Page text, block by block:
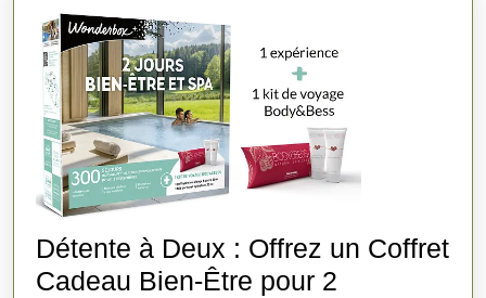
Détente à Deux : Offrez un Coffret
Cadeau Bien-Être pour 2